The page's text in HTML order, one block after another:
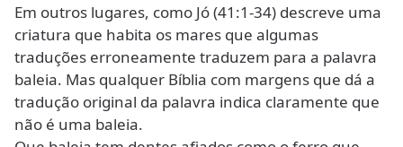
Em outros lugares, como Jó (41:1-34) descreve uma
criatura que habita os mares que algumas
traduções erroneamente traduzem para a palavra
baleia. Mas qualquer Bíblia com margens que dá a
tradução original da palavra indica claramente que
não é uma baleia.